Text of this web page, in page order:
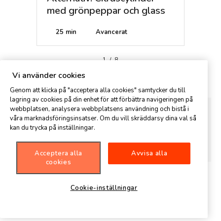
med grönpeppar och glass
25 min Avancerat
1 / 8
Kommentar
Vi använder cookies
Genom att klicka på "acceptera alla cookies" samtycker du till
lagring av cookies på din enhet för att förbättra navigeringen på
webbplatsen, analysera webbplatsens användning och bistå i
våra marknadsföringsinsatser. Om du vill skräddarsy dina val så
kan du trycka på inställningar.
Acceptera alla
cookies
Avvisa alla
Cookie-inställningar